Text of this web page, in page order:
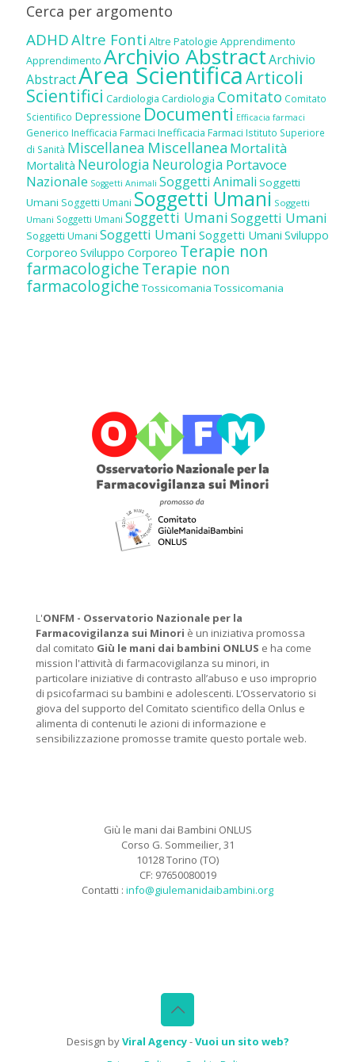
Cerca per argomento
ADHDAltre Fonti Altre Patologie Apprendimento
Apprendimento Archivio AbstractArchivio
AbstractArea ScientificaArticoli
Scientifici Cardiologia Cardiologia Comitato Comitato
Scientifico Depressione Documenti Efficacia farmaci
Generico Inefficacia Farmaci Inefficacia Farmaci Istituto Superiore
di Sanità Miscellanea Miscellanea Mortalità
Mortalità Neurologia Neurologia Portavoce
Nazionale Soggetti Animali Soggetti Animali Soggetti
Umani Soggetti Umani Soggetti Umani Soggetti
Umani Soggetti Umani Soggetti UmaniSoggetti Umani
Soggetti Umani Soggetti Umani Soggetti Umani Sviluppo
Corporeo Sviluppo Corporeo Terapie non
farmacologicheTerapie non
farmacologiche Tossicomania Tossicomania
L'ONFM - Osservatorio Nazionale per la
Farmacovigilanza sui Minori è un iniziativa promossa
dal comitato Giù le mani dai bambini ONLUS e ha come
mission l'attività di farmacovigilanza su minori, in
particolare iniziative di contrasto all’abuso e uso improprio
di psicofarmaci su bambini e adolescenti. L’Osservatorio si
giova del supporto del Comitato scientifico della Onlus e
alimenta di contenuti le azioni di informazione e
sensibilizzazione promosse tramite questo portale web.
Giù le mani dai Bambini ONLUS
Corso G. Sommeilier, 31
10128 Torino (TO)
CF: 97650080019
Contatti : info@giulemanidaibambini.org
Desisgn byViral Agency-Vuoi un sito web?